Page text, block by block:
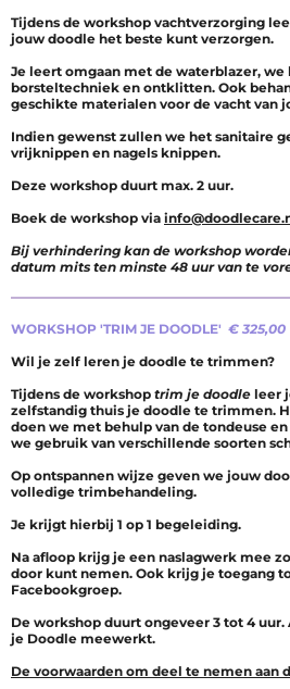
Tijdens de workshop vachtverzorging
jouw doodle het beste kunt verzorgen.
Je leert omgaan met de waterblazer,
borsteltechniek en ontklitten. Ook
geschikte materialen voor de vacht van
Indien gewenst zullen we het sanitaire
vrijknippen en nagels knippen.
Deze workshop duurt max. 2 uur.
Boek de workshop via
Bij verhindering kan de workshop
datum mits ten minste 48 uur van te
WORKSHOP 'TRIM JE DOODLE' € 325,00
Wil je zelf leren je doodle te trimmen?
Tijdens de workshop trim je doodle leer
zelfstandig thuis je doodle te trimmen.
doen we met behulp van de tondeuse
we gebruik van verschillende soorten
Op ontspannen wijze geven we jouw
volledige trimbehandeling.
Je krijgt hierbij 1 op 1 begeleiding.
Na afloop krijg je een naslagwerk mee
door kunt nemen. Ook krijg je toegang
Facebookgroep.
De workshop duurt ongeveer 3 tot 4
je Doodle meewerkt.
De voorwaarden om deel te nemen aan